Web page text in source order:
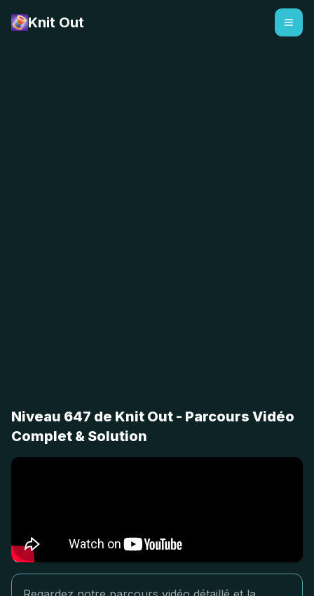
Knit Out
Niveau 647 de Knit Out - Parcours Vidéo
Complet & Solution